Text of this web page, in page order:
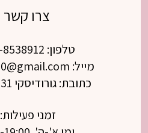
צרו קשר
טלפון: 050-8538912
מייל: sari19780@gmail.com
כתובת: גורודיסקי 31, רחובות
זמני פעילות: